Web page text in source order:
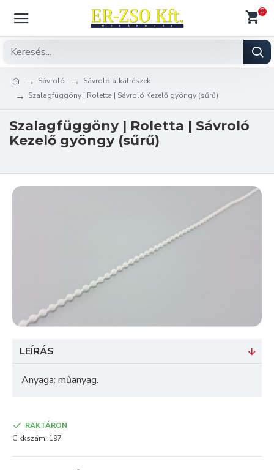
0
Sávroló
Sávroló alkatrészek
Szalagfüggöny | Roletta | Sávroló Kezelő gyöngy (sűrű)
Szalagfüggöny | Roletta | Sávroló
Kezelő gyöngy (sűrű)
LEÍRÁS
Anyaga: műanyag.
RAKTÁRON
Cikkszám: 197